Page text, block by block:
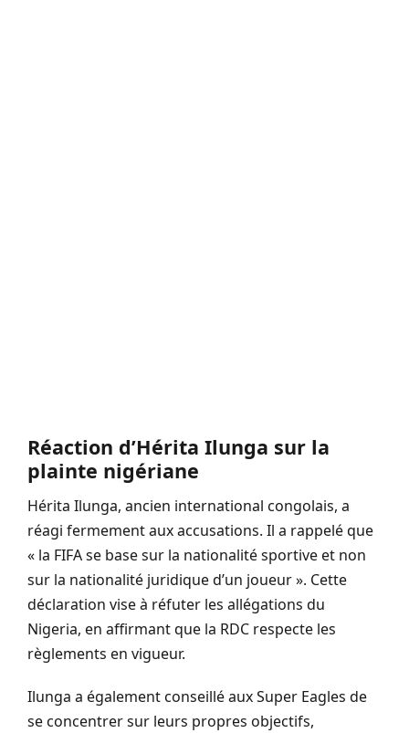
Réaction d’Hérita Ilunga sur la
plainte nigériane
Hérita Ilunga, ancien international congolais, a
réagi fermement aux accusations. Il a rappelé que
« la FIFA se base sur la nationalité sportive et non
sur la nationalité juridique d’un joueur ». Cette
déclaration vise à réfuter les allégations du
Nigeria, en affirmant que la RDC respecte les
règlements en vigueur.
Ilunga a également conseillé aux Super Eagles de
se concentrer sur leurs propres objectifs,